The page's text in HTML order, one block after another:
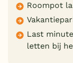
Roompot
Last
letten bij